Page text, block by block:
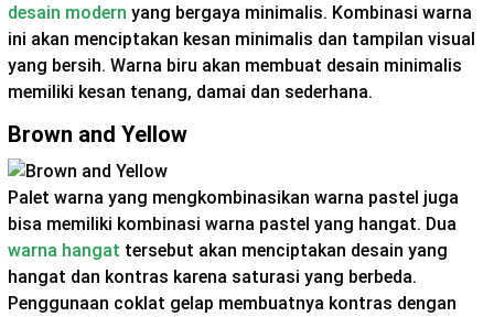
desain modern yang bergaya minimalis. Kombinasi warna
ini akan menciptakan kesan minimalis dan tampilan visual
yang bersih. Warna biru akan membuat desain minimalis
memiliki kesan tenang, damai dan sederhana.
Brown and Yellow
Palet warna yang mengkombinasikan warna pastel juga
bisa memiliki kombinasi warna pastel yang hangat. Dua
warna hangat tersebut akan menciptakan desain yang
hangat dan kontras karena saturasi yang berbeda.
Penggunaan coklat gelap membuatnya kontras dengan